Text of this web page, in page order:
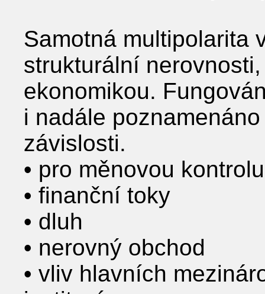
Samotná multipolarita
strukturální
ekonomikou.
i nadále
závislosti.
• pro měnovou kontrolu
• finanční toky
• dluh
• nerovný obchod
• vliv hlavních